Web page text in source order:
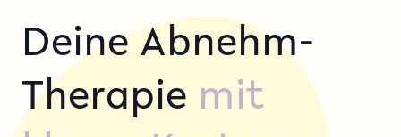
Deine Abnehm-
Therapie mit